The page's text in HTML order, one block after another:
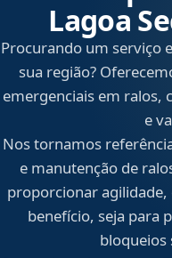
Lagoa
Procurando um serviço
sua região?
emergenciais em ralos,
e
Nos tornamos
e manutenção de
proporcionar agilidade,
benefício, seja para
bloqueios